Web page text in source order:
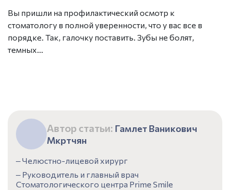
Вы пришли на профилактический осмотр к
стоматологу в полной уверенности, что у вас все в
порядке. Так, галочку поставить. Зубы не болят,
темных...
Автор статьи: Гамлет Ваникович
Мкртчян
‒ Челюстно-лицевой хирург
‒ Руководитель и главный врач
Стоматологического центра Prime Smile